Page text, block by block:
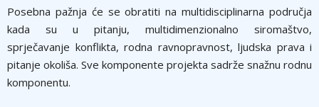
Posebna pažnja će se obratiti na multidisciplinarna područja
kada su u pitanju, multidimenzionalno siromaštvo,
sprječavanje konflikta, rodna ravnopravnost, ljudska prava i
pitanje okoliša. Sve komponente projekta sadrže snažnu rodnu
komponentu.